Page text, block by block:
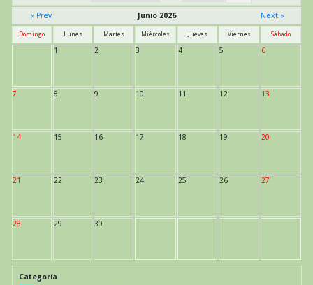
« Prev
Junio 2026 Next »
Domingo Lunes Martes Miércoles Jueves Viernes Sábado
1 2 3 4 5 6
7 8 9 10 11 12 13
14 15 16 17 18 19 20
21 22 23 24 25 26 27
28 29 30
Categoría